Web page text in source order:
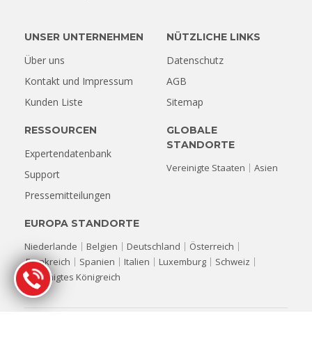
UNSER UNTERNEHMEN
Über uns
Kontakt und Impressum
Kunden Liste
NÜTZLICHE LINKS
Datenschutz
AGB
Sitemap
RESSOURCEN
Expertendatenbank
Support
Pressemitteilungen
EUROPA STANDORTE
Niederlande
Belgien Deutschland
Österreich
Frankreich
Spanien Italien Luxemburg
Schweiz
Vereinigtes Königreich
GLOBALE
STANDORTE
Vereinigte Staaten
Asien